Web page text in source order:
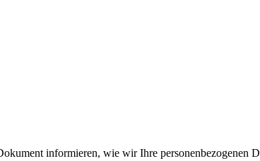
informieren, wie wir Ihre personenbezogenen